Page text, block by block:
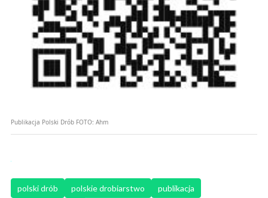
Publikacja Polski Drób FOTO: Ahm
polski drób polskie drobiarstwo
publikacja